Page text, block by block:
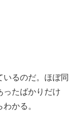
るのだ。ほぼ同
ったばかりだけ
かる。